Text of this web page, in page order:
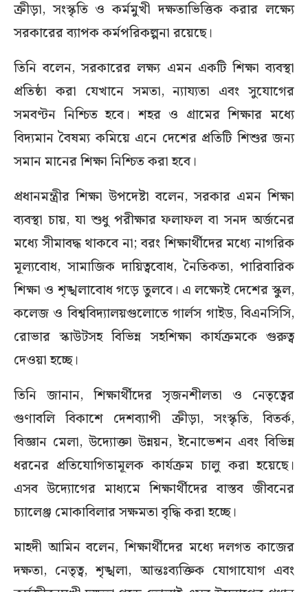
ক্রীড়া, সংস্কৃতি ও কর্মমুখী দক্ষতাভিত্তিক করার লক্ষ্যে
সরকারের ব্যাপক কর্মপরিকল্পনা রয়েছে।
তিনি বলেন, সরকারের লক্ষ্য এমন একটি শিক্ষা ব্যবস্থা
প্রতিষ্ঠা করা যেখানে সমতা, ন্যায্যতা এবং সুযোগের
সমবণ্টন নিশ্চিত হবে। শহর ও গ্রামের শিক্ষার মধ্যে
বিদ্যমান বৈষম্য কমিয়ে এনে দেশের প্রতিটি শিশুর জন্য
সমান মানের শিক্ষা নিশ্চিত করা হবে।
প্রধানমন্ত্রীর শিক্ষা উপদেষ্টা বলেন, সরকার এমন শিক্ষা
ব্যবস্থা চায়, যা শুধু পরীক্ষার ফলাফল বা সনদ অর্জনের
মধ্যে সীমাবদ্ধ থাকবে না; বরং শিক্ষার্থীদের মধ্যে নাগরিক
মূল্যবোধ, সামাজিক দায়িত্ববোধ, নৈতিকতা, পারিবারিক
শিক্ষা ও শৃঙ্খলাবোধ গড়ে তুলবে। এ লক্ষ্যেই দেশের স্কুল,
কলেজ ও বিশ্ববিদ্যালয়গুলোতে গার্লস গাইড, বিএনসিসি,
রোভার স্কাউটসহ বিভিন্ন সহশিক্ষা কার্যক্রমকে গুরুত্ব
দেওয়া হচ্ছে।
তিনি জানান, শিক্ষার্থীদের সৃজনশীলতা ও নেতৃত্বের
গুণাবলি বিকাশে দেশব্যাপী ক্রীড়া, সংস্কৃতি, বিতর্ক,
বিজ্ঞান মেলা, উদ্যোক্তা উন্নয়ন, ইনোভেশন এবং বিভিন্ন
ধরনের প্রতিযোগিতামূলক কার্যক্রম চালু করা হয়েছে।
এসব উদ্যোগের মাধ্যমে শিক্ষার্থীদের বাস্তব জীবনের
চ্যালেঞ্জ মোকাবিলার সক্ষমতা বৃদ্ধি করা হচ্ছে।
মাহদী আমিন বলেন, শিক্ষার্থীদের মধ্যে দলগত কাজের
দক্ষতা, নেতৃত্ব, শৃঙ্খলা, আন্তঃব্যক্তিক যোগাযোগ এবং